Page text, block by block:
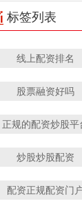
标签列表
线上配资排名
股票融资好吗
正规的配资炒股平
炒股炒股配资
配资正规配资门